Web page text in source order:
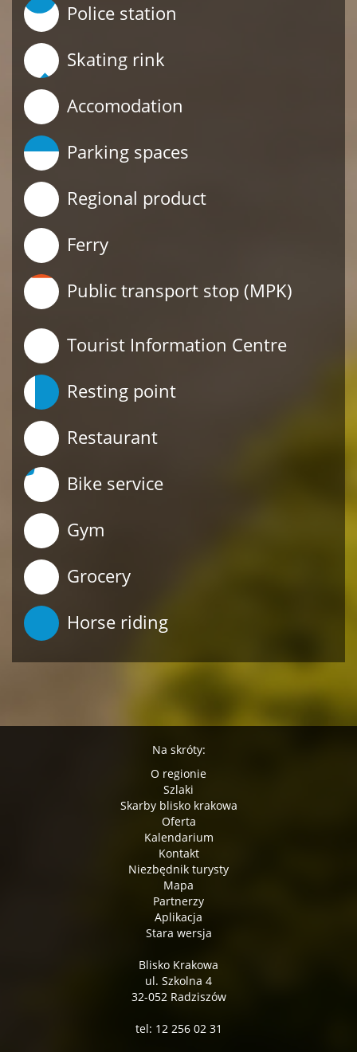
Police station
Skating rink
Accomodation
Parking spaces
Regional product
Ferry
Public transport stop (MPK)
Tourist Information Centre
Resting point
Restaurant
Bike service
Gym
Grocery
Horse riding
Na skróty:
O regionie
Szlaki
Skarby blisko krakowa
Oferta
Kalendarium
Kontakt
Niezbędnik turysty
Mapa
Partnerzy
Aplikacja
Stara wersja
Blisko Krakowa
ul. Szkolna 4
32-052 Radziszów
tel: 12 256 02 31